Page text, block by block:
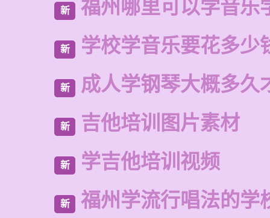
新 福州哪里可以学音乐
新 学校学音乐要花多少
新 成人学钢琴大概多久
新 吉他培训图片素材
新 学吉他培训视频
新 福州学流行唱法的学